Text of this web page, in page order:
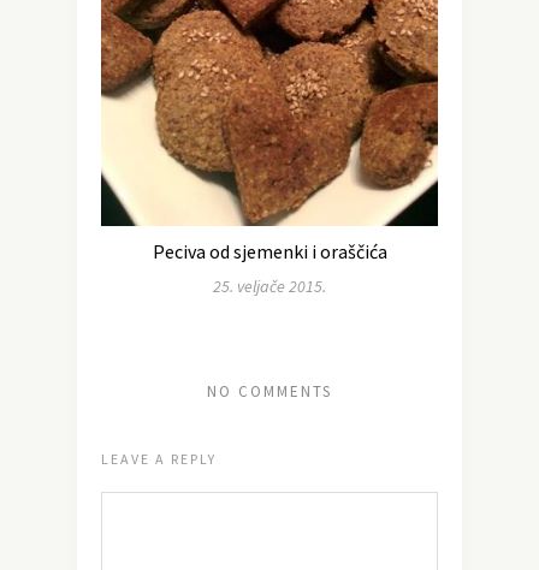
Peciva od sjemenki i oraščića
25. veljače 2015.
NO COMMENTS
LEAVE A REPLY